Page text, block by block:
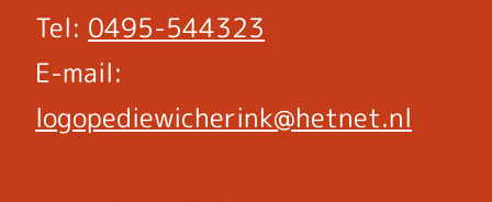
Tel: 0495-544323
E-mail:
logopediewicherink@hetnet.nl